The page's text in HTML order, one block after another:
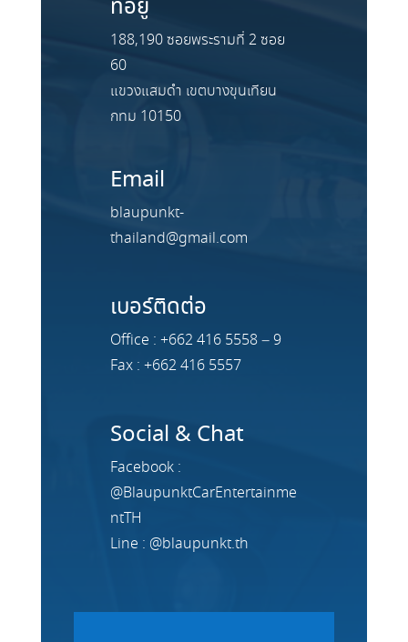
ที่อยู่
188,190 ซอยพระรามที่ 2 ซอย
60
แขวงแสมดำ เขตบางขุนเทียน
กทม 10150
Email
blaupunkt-
thailand@gmail.com
เบอร์ติดต่อ
Office : +662 416 5558 – 9
Fax : +662 416 5557
Social & Chat
Facebook :
@BlaupunktCarEntertainme
ntTH
Line : @blaupunkt.th